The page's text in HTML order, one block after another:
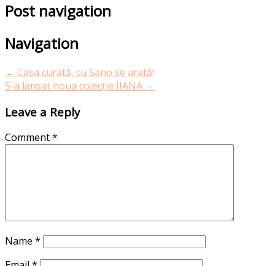
Post navigation
Navigation
← Casa curată, cu Sano se arată!
S-a lansat noua colecție IIANA →
Leave a Reply
Comment*
Name *